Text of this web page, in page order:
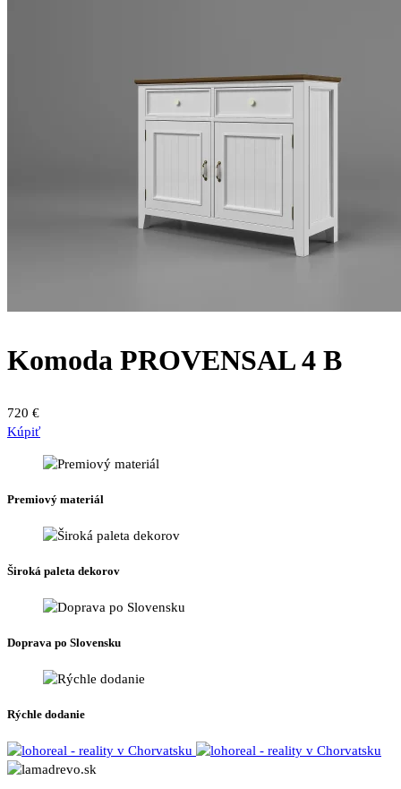
Komoda PROVENSAL 4 B
720 €
Kúpiť
Premiový materiál
Široká paleta dekorov
Doprava po Slovensku
Rýchle dodanie